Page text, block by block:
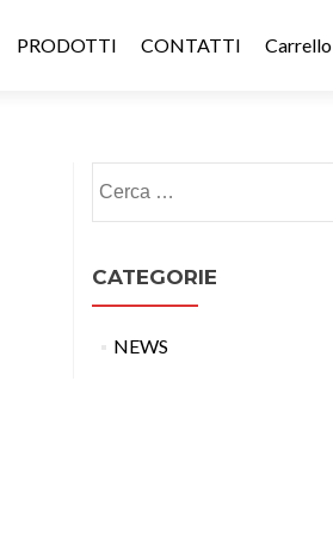
PRODOTTI CONTATTI Carrello
per:
CATEGORIE
NEWS